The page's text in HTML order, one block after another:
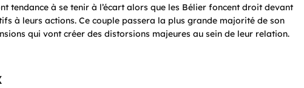
tendance à se tenir à l’écart alors que les Bélier foncent droit devant
à leurs actions. Ce couple passera la plus grande majorité de son
qui vont créer des distorsions majeures au sein de leur relation.